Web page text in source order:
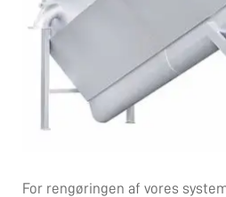
For rengøringen af vores